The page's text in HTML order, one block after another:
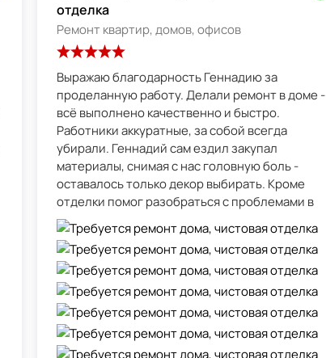
отделка
Ремонт квартир, домов, офисов
Выражаю благодарность Геннадию за
проделанную работу. Делали ремонт в доме -
всё выполнено качественно и быстро.
Работники аккуратные, за собой всегда
убирали. Геннадий сам ездил закупал
материалы, снимая с нас головную боль -
оставалось только декор выбирать. Кроме
отделки помог разобраться с проблемами в